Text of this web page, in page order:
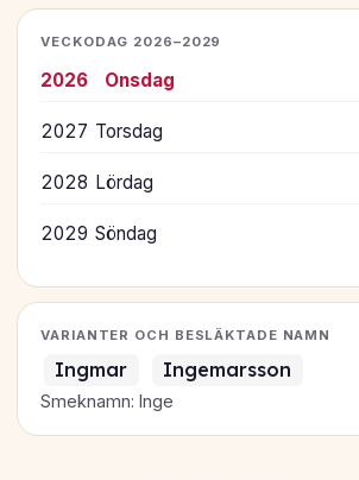
VECKODAG 2026–2029
2026 Onsdag
2027 Torsdag
2028 Lördag
2029 Söndag
VARIANTER OCH BESLÄKTADE NAMN
Ingmar Ingemarsson
Smeknamn: Inge